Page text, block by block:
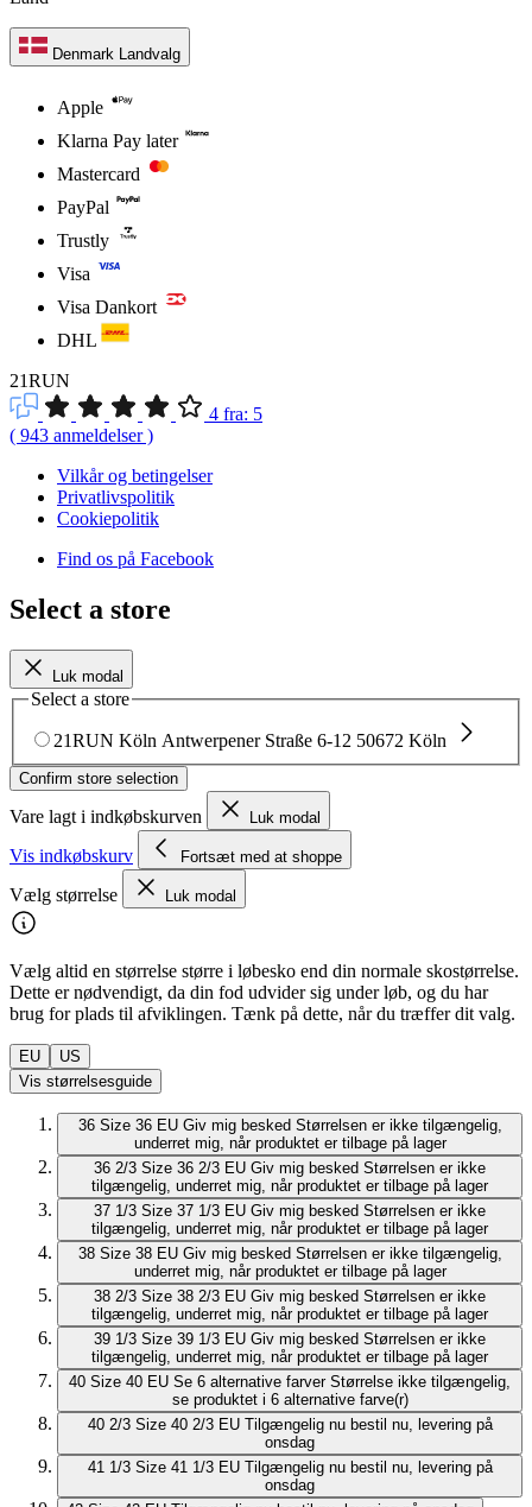
Denmark Landvalg
Apple
Klarna Pay later
Mastercard
PayPal
Trustly
Visa
Visa Dankort
DHL
21RUN
4 fra: 5
( 943 anmeldelser)
Vilkår og betingelser
Privatlivspolitik
Cookiepolitik
Find os på Facebook
Select a store
Luk modal
Select a store
21RUN Köln Antwerpener Straße 6-12 50672 Köln
Confirm store selection
Vare lagt i indkøbskurven Luk modal
Vis indkøbskurv Fortsæt med at shoppe
Vælg størrelse Luk modal
Vælg altid en størrelse større i løbesko end din normale skostørrelse.
Dette er nødvendigt, da din fod udvider sig under løb, og du har
brug for plads til afviklingen. Tænk på dette, når du træffer dit valg.
EU
US
Vis størrelsesguide
36 Size 36 EU Giv mig besked Størrelsen er ikke tilgængelig,
underret mig, når produktet er tilbage på lager
36 2/3 Size 36 2/3 EU Giv mig besked Størrelsen er ikke
tilgængelig, underret mig, når produktet er tilbage på lager
37 1/3 Size 37 1/3 EU Giv mig besked Størrelsen er ikke
tilgængelig, underret mig, når produktet er tilbage på lager
38 Size 38 EU Giv mig besked Størrelsen er ikke tilgængelig,
underret mig, når produktet er tilbage på lager
38 2/3 Size 38 2/3 EU Giv mig besked Størrelsen er ikke
tilgængelig, underret mig, når produktet er tilbage på lager
39 1/3 Size 39 1/3 EU Giv mig besked Størrelsen er ikke
tilgængelig, underret mig, når produktet er tilbage på lager
40 Size 40 EU Se 6 alternative farver Størrelse ikke tilgængelig,
se produktet i 6 alternative farve(r)
40 2/3 Size 40 2/3 EU Tilgængelig nu bestil nu, levering på
onsdag
41 1/3 Size 41 1/3 EU Tilgængelig nu bestil nu, levering på
onsdag